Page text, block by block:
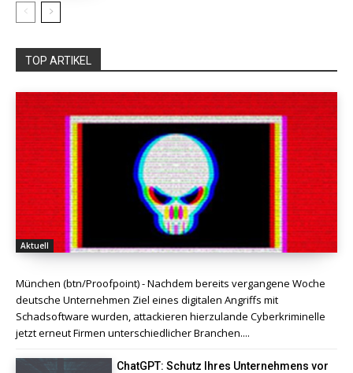
TOP ARTIKEL
Aktuell
München (btn/Proofpoint) - Nachdem bereits vergangene Woche
deutsche Unternehmen Ziel eines digitalen Angriffs mit
Schadsoftware wurden, attackieren hierzulande Cyberkriminelle
jetzt erneut Firmen unterschiedlicher Branchen....
ChatGPT: Schutz Ihres Unternehmens vor